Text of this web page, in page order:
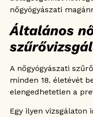
nőgyógyászati
Általános
A nőgyógyászati
minden 18. életévét
elengedhetetlen a
Egy ilyen